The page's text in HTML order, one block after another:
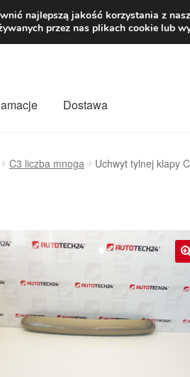
zł
Dostawa
C3 liczba mnoga Uchwyt tylnej klapy
najlepszą jakość korzystania z
przez nas plikach cookie lub